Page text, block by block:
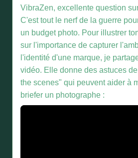
VibraZen, excellente question
C'est tout le nerf de la guerre
un budget photo. Pour illustrer
sur l'importance de capturer
l'identité d'une marque, je
vidéo. Elle donne des astuces
the scenes" qui peuvent aider à
briefer un photographe :